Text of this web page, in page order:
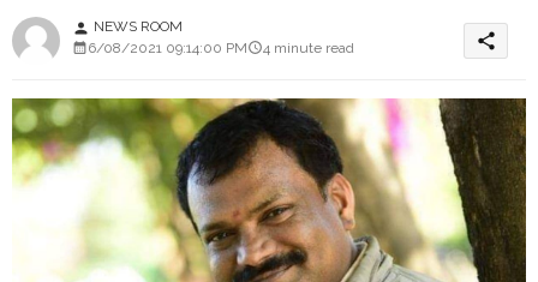
person NEWS ROOM
6/08/2021 09:14:00 PM
4 minute read share